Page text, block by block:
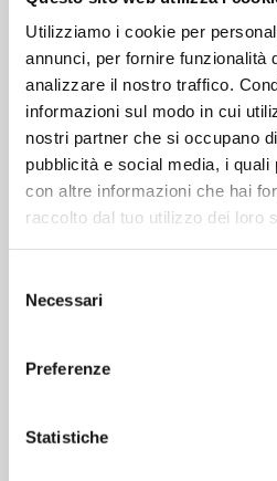
Utilizziamo i cookie per
annunci, per fornire funzionalità
analizzare il nostro traffico.
informazioni sul modo in cui
nostri partner che si occupano
pubblicità e social media, i quali
con altre informazioni che hai
raccolto dal tuo utilizzo dei loro
delNecessari
Preferenze
Statistiche